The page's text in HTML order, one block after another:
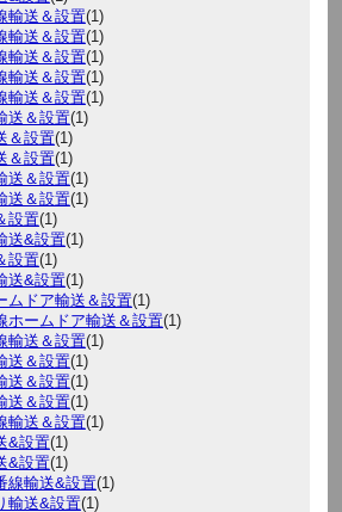
輸送＆設置(1)
輸送＆設置(1)
輸送＆設置(1)
輸送＆設置(1)
輸送＆設置(1)
送＆設置(1)
＆設置(1)
＆設置(1)
送＆設置(1)
送＆設置(1)
設置(1)
送&設置(1)
設置(1)
送&設置(1)
ドア輸送＆設置(1)
ームドア輸送＆設置(1)
輸送＆設置(1)
送＆設置(1)
送＆設置(1)
送＆設置(1)
輸送＆設置(1)
&設置(1)
&設置(1)
線輸送&設置(1)
輸送&設置(1)